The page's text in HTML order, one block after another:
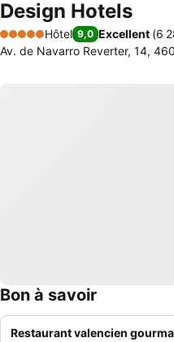
Design Hotels
5 Étoiles
Hôtel 9,0 Excellent (6
Av. de Navarro Reverter, 14,
Bon à savoir
Restaurant valencien